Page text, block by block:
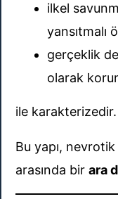
ilkel
yansıtmalı
gerçeklik
olarak
ile karakterizedir.
Bu yapı,
arasında bir ara